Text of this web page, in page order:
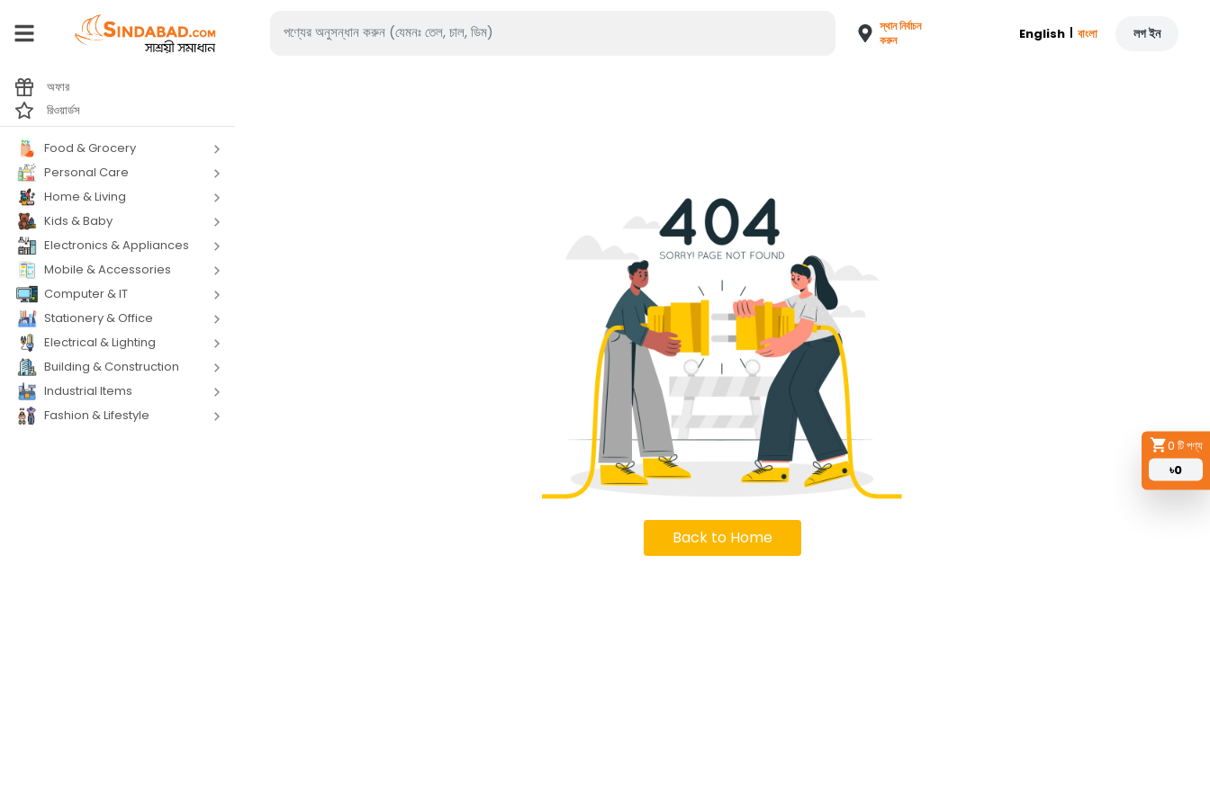
0 টি পণ্য
৳0
স্থান নির্বাচন
করুন
English | বাংলা লগ ইন
অফার
রিওয়ার্ডস
Food & Grocery
Personal Care
Home & Living
Kids & Baby
Electronics & Appliances
Mobile & Accessories
Computer & IT
Stationery & Office
Electrical & Lighting
Building & Construction
Industrial Items
Fashion & Lifestyle
Back to Home